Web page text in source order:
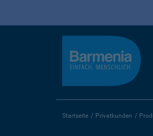
Startseite Privatkunden